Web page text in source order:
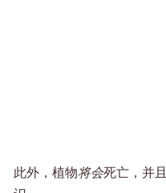
此外，植物将会死亡，并且